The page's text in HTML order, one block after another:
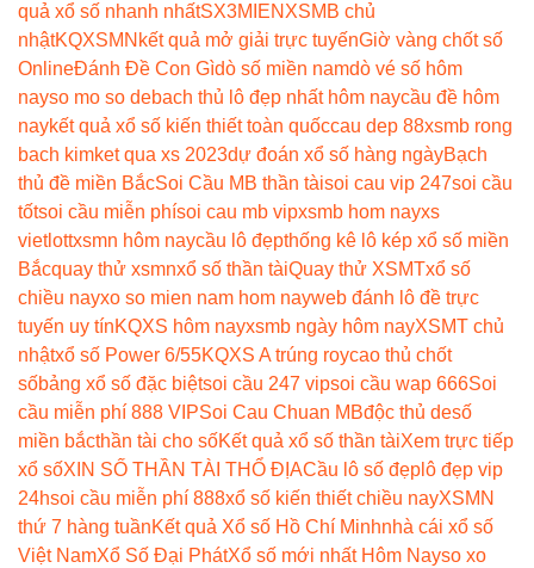
quả xổ số nhanh nhấtSX3MIEN XSMB chủ
nhậtKQXSMN kết quả mở giải trực tuyếnGiờ vàng chốt số
OnlineĐánh Đề Con Gìdò số miền namdò vé số hôm
nayso mo so debach thủ lô đẹp nhất hôm naycầu đề hôm
naykết quả xổ số kiến thiết toàn quốccau dep 88xsmb rong
bach kimket qua xs 2023dự đoán xổ số hàng ngàyBạch
thủ đề miền BắcSoi Cầu MB thần tàisoi cau vip 247soi cầu
tốtsoi cầu miễn phísoi cau mb vipxsmb hom nayxs
vietlottxsmn hôm naycầu lô đẹpthống kê lô kép xổ số miền
Bắcquay thử xsmnxổ số thần tàiQuay thử XSMTxổ số
chiều nayxo so mien nam hom nayweb đánh lô đề trực
tuyến uy tínKQXS hôm nayxsmb ngày hôm nayXSMT chủ
nhậtxổ số Power 6/55KQXS A trúng roycao thủ chốt
sốbảng xổ số đặc biệtsoi cầu 247 vipsoi cầu wap 666Soi
cầu miễn phí 888 VIPSoi Cau Chuan MBđộc thủ desố
miền bắcthần tài cho sốKết quả xổ số thần tàiXem trực tiếp
xổ sốXIN SỐ THẦN TÀI THỔ ĐỊACầu lô số đẹp lô đẹp vip
24hsoi cầu miễn phí 888xổ số kiến thiết chiều nayXSMN
thứ 7 hàng tuầnKết quả Xổ số Hồ Chí Minhnhà cái xổ số
Việt NamXổ Số Đại PhátXổ số mới nhất Hôm Nayso xo